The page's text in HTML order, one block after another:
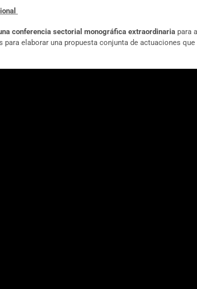
conferencia sectorial monográfica extraordinaria para
elaborar una propuesta conjunta de actuaciones